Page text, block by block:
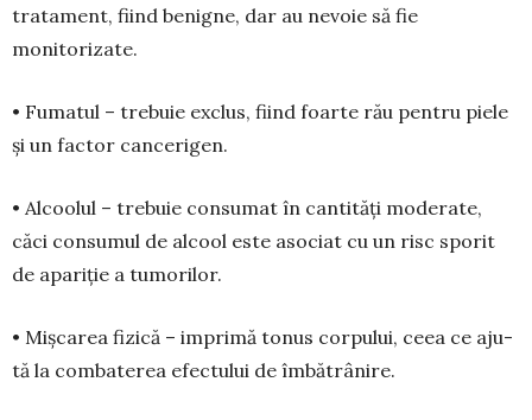
tratament, fiind benigne, dar au nevoie să fie
monitorizate.
• Fumatul – trebuie exclus, fiind foarte rău pentru piele
și un factor cancerigen.
• Alcoolul – trebuie con­su­mat în cantități moderate,
căci consumul de alcool este asociat cu un risc sporit
de apariție a tumorilor.
• Mișcarea fizică – impri­mă tonus corpului, ce­ea ce aju­
tă la combaterea efectului de îmbătrânire.